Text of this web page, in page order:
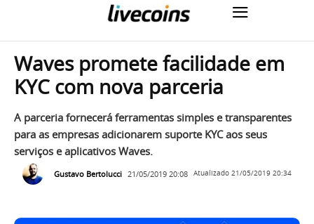
Waves promete facilidade em
KYC com nova parceria
A parceria fornecerá ferramentas simples e transparentes
para as empresas adicionarem suporte KYC aos seus
serviços e aplicativos Waves.
Gustavo Bertolucci 21/05/2019 20:08 Atualizado 21/05/2019 20:34